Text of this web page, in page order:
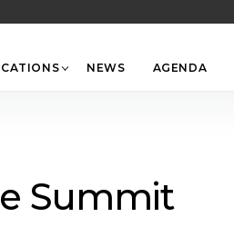
NEWS AGENDA
Summit
Top